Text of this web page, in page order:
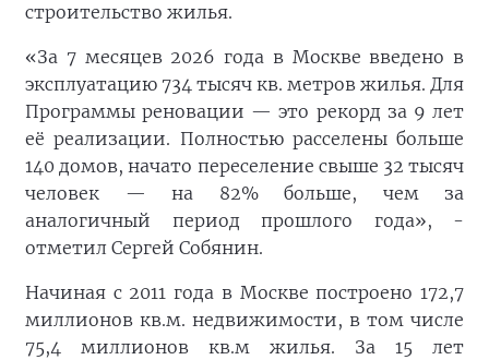
строительство жилья.
«За 7 месяцев 2026 года в Москве введено в
эксплуатацию 734 тысяч кв. метров жилья. Для
Программы реновации — это рекорд за 9 лет
её реализации. Полностью расселены больше
140 домов, начато переселение свыше 32 тысяч
человек — на 82% больше, чем за
аналогичный период прошлого года», -
отметил Сергей Собянин.
Начиная с 2011 года в Москве построено 172,7
миллионов кв.м. недвижимости, в том числе
75,4 миллионов кв.м жилья. За 15 лет